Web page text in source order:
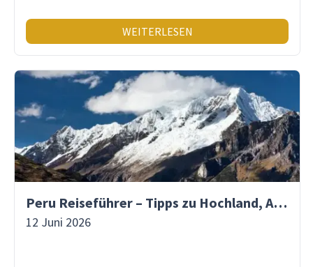
WEITERLESEN
Peru Reiseführer – Tipps zu Hochland, Amazonas & Inka-Erbe
12 Juni 2026